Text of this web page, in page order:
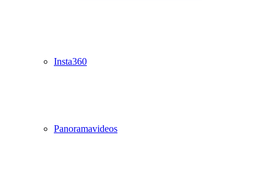
Insta360
Panoramavideos